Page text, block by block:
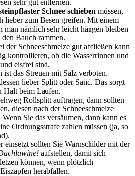
sehr gut entfernen.
Schnee schieben müssen,
lieber zum Besen greifen. Mit einem
man nämlich sehr leicht hängen bleiben
Bauch rammen.
der Schneeschmelze gut abfließen kann
kontrollieren, ob die Wasserrinnen und
eisfrei sind.
ist das Streuen mit Salz verboten.
lieber Splitt oder Sand. Das sorgt
Halt beim Laufen.
Rollsplitt auftragen, dann sollten
diesen nach der Schneeschmelze
Sie das versäumen, dann kann es
Ordnungsstrafe zahlen müssen (ja, so
einsetzt sollten Sie Warnschilder mit der
aufstellen, damit sich
können, wenn plötzlich
herabfallen.